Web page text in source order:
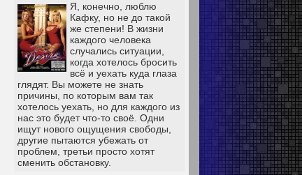
Я, конечно, люблю
Кафку, но не до такой
же степени! В жизни
каждого человека
случались ситуации,
когда хотелось бросить
всё и уехать куда глаза
глядят. Вы можете не знать
причины, по которым вам так
хотелось уехать, но для каждого из
нас это будет что-то своё. Одни
ищут нового ощущения свободы,
другие пытаются убежать от
проблем, третьи просто хотят
сменить обстановку.